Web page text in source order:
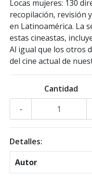
Locas mujeres: 130
recopilación, revisión
en Latinoamérica. La
estas cineastas,
Al igual que los otros
del cine actual de
Cantidad
-
Detalles:
Autor